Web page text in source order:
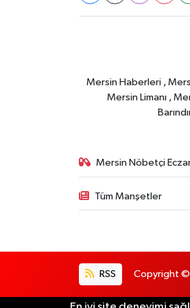
Mersin Haberleri ,
Mersin Limanı ,
Mersin Nöbetçi
Tüm Manşetler
RSS Copyright ©